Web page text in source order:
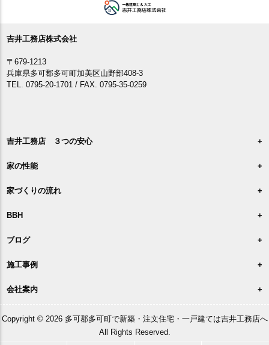
吉井工務店株式会社
〒679-1213
兵庫県多可郡多可町加美区山野部408-3
TEL. 0795-20-1701 / FAX. 0795-35-0259
吉井工務店 ３つの安心
家の性能
家づくりの流れ
BBH
ブログ
施工事例
会社案内
Copyright © 2026 多可郡多可町で新築・注文住宅・一戸建ては吉井工務店へ
All Rights Reserved.